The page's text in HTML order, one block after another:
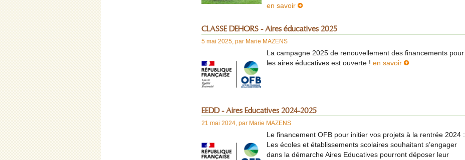
en savoir
CLASSE DEHORS - Aires éducatives 2025
5 mai 2025, par Marie MAZENS
La campagne 2025 de renouvellement des financements pour
les aires éducatives est ouverte ! en savoir
EEDD - Aires Educatives 2024-2025
21 mai 2024 par Marie MAZENS
Le financement OFB pour initier vos projets à la rentrée 2024 :
Les écoles et établissements scolaires souhaitant s’engager
dans la démarche Aires Educatives pourront déposer leur